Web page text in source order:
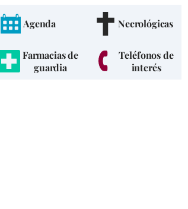
Agenda Necrológicas
Farmacias de
guardia
Teléfonos de
interés